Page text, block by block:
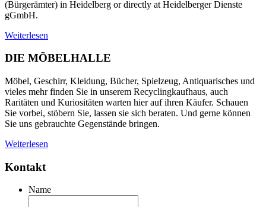
(Bürgerämter) in Heidelberg or directly at Heidelberger Dienste
gGmbH.
Weiterlesen
DIE MÖBELHALLE
Möbel, Geschirr, Kleidung, Bücher, Spielzeug, Antiquarisches und
vieles mehr finden Sie in unserem Recyclingkaufhaus, auch
Raritäten und Kuriositäten warten hier auf ihren Käufer. Schauen
Sie vorbei, stöbern Sie, lassen sie sich beraten. Und gerne können
Sie uns gebrauchte Gegenstände bringen.
Weiterlesen
Kontakt
Name